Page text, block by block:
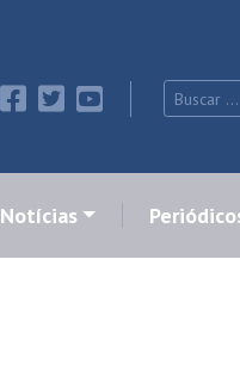
Notícias